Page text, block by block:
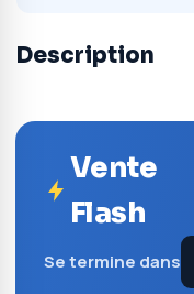
Description
Vente
Flash
Se termine dans